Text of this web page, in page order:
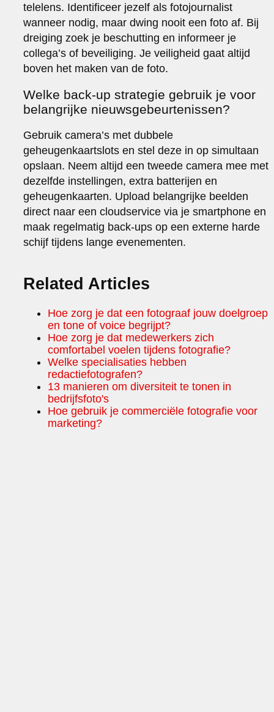
telelens. Identificeer jezelf als fotojournalist
wanneer nodig, maar dwing nooit een foto af. Bij
dreiging zoek je beschutting en informeer je
collega’s of beveiliging. Je veiligheid gaat altijd
boven het maken van de foto.
Welke back-up strategie gebruik je voor
belangrijke nieuwsgebeurtenissen?
Gebruik camera’s met dubbele
geheugenkaartslots en stel deze in op simultaan
opslaan. Neem altijd een tweede camera mee met
dezelfde instellingen, extra batterijen en
geheugenkaarten. Upload belangrijke beelden
direct naar een cloudservice via je smartphone en
maak regelmatig back-ups op een externe harde
schijf tijdens lange evenementen.
Related Articles
Hoe zorg je dat een fotograaf jouw doelgroep
en tone of voice begrijpt?
Hoe zorg je dat medewerkers zich
comfortabel voelen tijdens fotografie?
Welke specialisaties hebben
redactiefotografen?
13 manieren om diversiteit te tonen in
bedrijfsfoto's
Hoe gebruik je commerciële fotografie voor
marketing?